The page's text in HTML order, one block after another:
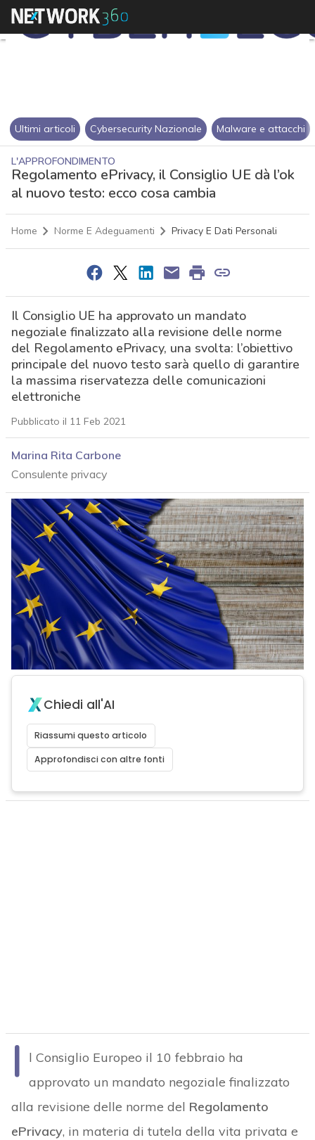
Ultimi articoli Cybersecurity Nazionale Malware e attacchi
L'APPROFONDIMENTO
Regolamento ePrivacy, il Consiglio UE dà l’ok
al nuovo testo: ecco cosa cambia
Home Norme E Adeguamenti Privacy E Dati Personali
Il Consiglio UE ha approvato un mandato
negoziale finalizzato alla revisione delle norme
del Regolamento ePrivacy, una svolta: l’obiettivo
principale del nuovo testo sarà quello di garantire
la massima riservatezza delle comunicazioni
elettroniche
Pubblicato il 11 Feb 2021
Marina Rita Carbone
Consulente privacy
Chiedi all'AI
Riassumi questo articolo
Approfondisci con altre fonti
I
l Consiglio Europeo il 10 febbraio ha
approvato un mandato negoziale finalizzato
alla revisione delle norme del Regolamento
ePrivacy, in materia di tutela della vita privata e